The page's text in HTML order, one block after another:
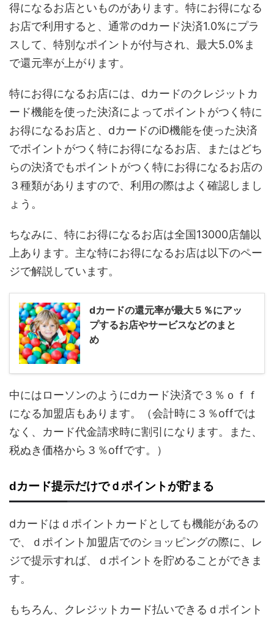
得になるお店といものがあります。特にお得になる
お店で利用すると、通常のdカード決済1.0%にプラ
スして、特別なポイントが付与され、最大5.0%ま
で還元率が上がります。
特にお得になるお店には、dカードのクレジットカ
ード機能を使った決済によってポイントがつく特に
お得になるお店と、dカードのiD機能を使った決済
でポイントがつく特にお得になるお店、またはどち
らの決済でもポイントがつく特にお得になるお店の
３種類がありますので、利用の際はよく確認しまし
ょう。
ちなみに、特にお得になるお店は全国13000店舗以
上あります。主な特にお得になるお店は以下のペー
ジで解説しています。
dカードの還元率が最大５％にアッ
プするお店やサービスなどのまと
め
中にはローソンのようにdカード決済で３％ｏｆｆ
になる加盟店もあります。（会計時に３％offでは
なく、カード代金請求時に割引になります。また、
税ぬき価格から３％offです。）
dカード提示だけでｄポイントが貯まる
dカードはｄポイントカードとしても機能があるの
で、ｄポイント加盟店でのショッピングの際に、レ
ジで提示すれば、ｄポイントを貯めることができま
す。
もちろん、クレジットカード払いできるｄポイント